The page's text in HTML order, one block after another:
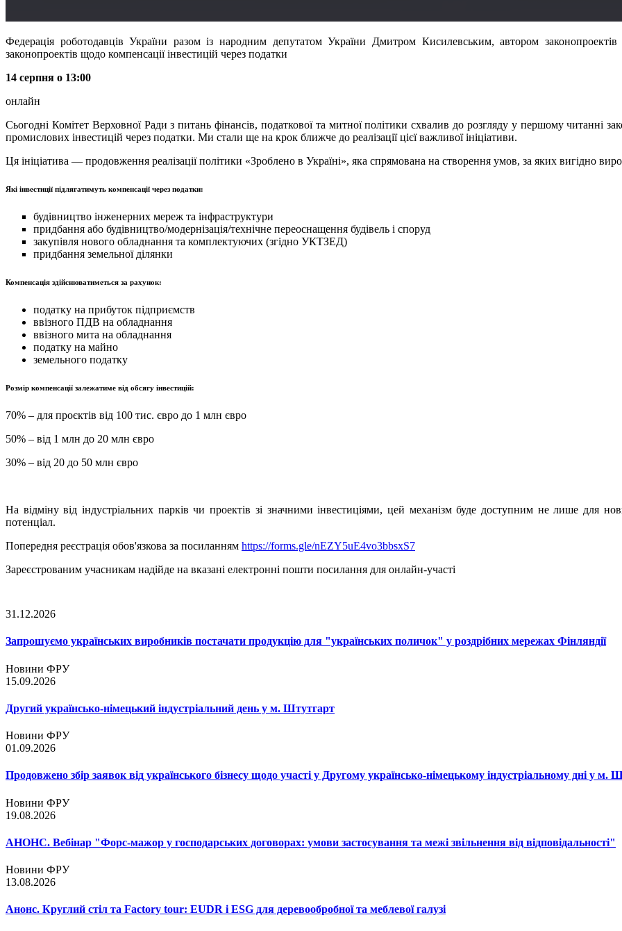
Федерація роботодавців України разом із народним депутатом України Дмитром Кисилевським, автором
законопроектів щодо компенсації інвестицій через податки
14 серпня о 13:00
онлайн
Сьогодні Комітет Верховної Ради з питань фінансів, податкової та митної політики схвалив до розгляду у першому читанні
промислових інвестицій через податки. Ми стали ще на крок ближче до реалізації цієї важливої ініціативи.
Ця ініціатива — продовження реалізації політики «Зроблено в Україні», яка спрямована на створення умов, за яких вигідно
Які інвестиції підлягатимуть компенсації через податки:
будівництво інженерних мереж та інфраструктури
придбання або будівництво/модернізація/технічне переоснащення будівель і споруд
закупівля нового обладнання та комплектуючих (згідно УКТЗЕД)
придбання земельної ділянки
Компенсація здійснюватиметься за рахунок:
податку на прибуток підприємств
ввізного ПДВ на обладнання
ввізного мита на обладнання
податку на майно
земельного податку
Розмір компенсації залежатиме від обсягу інвестицій:
70% – для проєктів від 100 тис. євро до 1 млн євро
50% – від 1 млн до 20 млн євро
30% – від 20 до 50 млн євро
На відміну від індустріальних парків чи проектів зі значними інвестиціями, цей механізм буде доступним не лише для
потенціал.
Попередня реєстрація обов'язкова за посиланням https://forms.gle/nEZY5uE4vo3bbsxS7
Зареєстрованим учасникам надійде на вказані електронні пошти посилання для онлайн-участі
31.12.2026
Запрошуємо українських виробників постачати продукцію для "українських поличок" у роздрібних мережах Фінляндії
Новини ФРУ
15.09.2026
Другий українсько-німецький індустріальний день у м. Штутгарт
Новини ФРУ
01.09.2026
Продовжено збір заявок від українського бізнесу щодо участі у Другому українсько-німецькому індустріальному дні у м.
Новини ФРУ
19.08.2026
АНОНС. Вебінар "Форс-мажор у господарських договорах: умови застосування та межі звільнення від відповідальності"
Новини ФРУ
13.08.2026
Анонс. Круглий стіл та Factory tour: EUDR і ESG для деревообробної та меблевої галузі